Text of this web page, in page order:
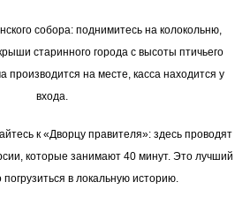
собора: поднимитесь на колокольню,
старинного города с высоты птичьего
на месте, касса находится у
входа.
к «Дворцу правителя»: здесь проводят
которые занимают 40 минут. Это лучший
в локальную историю.